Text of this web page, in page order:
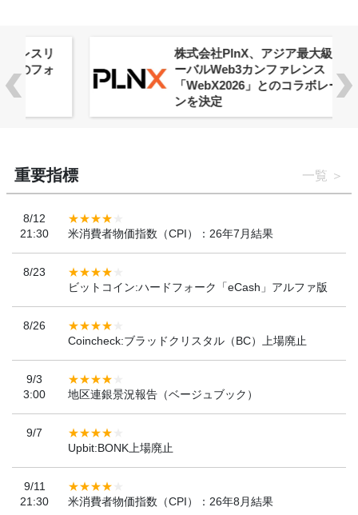
株式会社PlnX、アジア最大級のグロ
ーバルWeb3カンファレンス
「WebX2026」とのコラボレーショ
重要指標 一覧
8/12
21:30
米消費者物価指数（CPI）：26年7月結果
8/23
ビットコイン:ハードフォーク「eCash」アルファ版
8/26
Coincheck:ブラッドクリスタル（BC）上場廃止
9/3
3:00
地区連銀景況報告（ベージュブック）
9/7
Upbit:BONK上場廃止
9/11
21:30
米消費者物価指数（CPI）：26年8月結果